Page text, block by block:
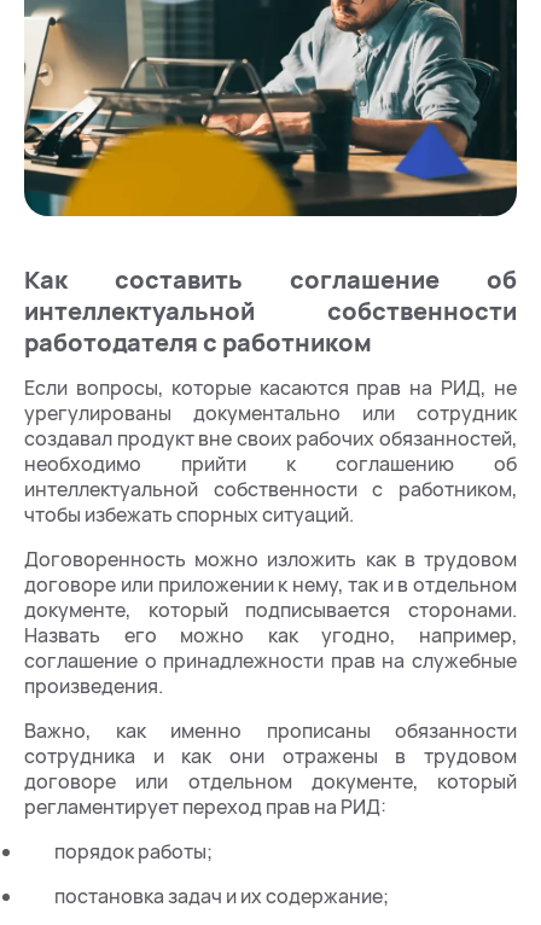
Как составить соглашение об
интеллектуальной собственности
работодателя с работником
Если вопросы, которые касаются прав на РИД, не
урегулированы документально или сотрудник
создавал продукт вне своих рабочих обязанностей,
необходимо прийти к соглашению об
интеллектуальной собственности с работником,
чтобы избежать спорных ситуаций.
Договоренность можно изложить как в трудовом
договоре или приложении к нему, так и в отдельном
документе, который подписывается сторонами.
Назвать его можно как угодно, например,
соглашение о принадлежности прав на служебные
произведения.
Важно, как именно прописаны обязанности
сотрудника и как они отражены в трудовом
договоре или отдельном документе, который
регламентирует переход прав на РИД:
порядок работы;
постановка задач и их содержание;